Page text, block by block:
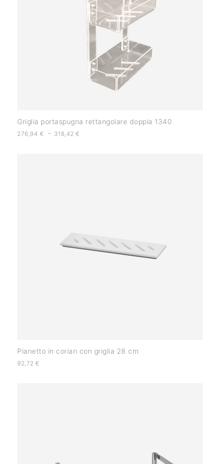
Griglia portaspugna rettangolare doppia 1340
276,94 € - 318,42€
Pianetto in corian con griglia 28 cm
92,72 €